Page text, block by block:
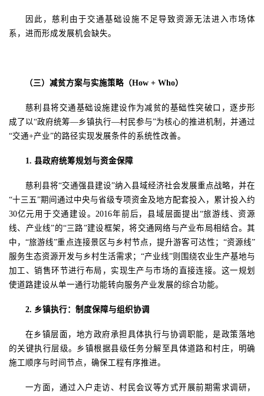
因此，慈利由于交通基础设施不足导致资源无法进入市场体
系，进而形成发展机会缺失。
（三） 减贫方案与实施策略（How + Who）
慈利县将交通基础设施建设作为减贫的基础性突破口，逐步形
成了以“政府统筹—乡镇执行—村民参与”为核心的推进机制，并通过
“交通+产业”的路径实现发展条件的系统性改善。
1.县政府统筹规划与资金保障
慈利县将“交通强县建设”纳入县域经济社会发展重点战略，并在
“十三五”期间通过中央与省级专项资金及地方配套投入，累计投入约
30亿元用于交通建设。2016年前后，县域层面提出 “旅游线、资源
线、产业线”的“三路”建设框架，将交通网络与产业布局相结合。其
中，“旅游线”重点连接景区与乡村节点，提升游客可达性； “资源线”
服务生态资源开发与乡村生活需求； “产业线”则围绕农业生产基地与
加工、销售环节进行布局，实现生产与市场的直接连接。这一规划
使道路建设从单一通行功能转向服务产业发展的综合功能。
2. 乡镇执行：制度保障与组织协调
在乡镇层面，地方政府承担具体执行与协调职能，是政策落地
的关键执行层级。乡镇根据县级任务分解至具体道路和村庄，明确
施工顺序与时间节点，确保工程有序推进。
一方面，通过入户走访、村民会议等方式开展前期需求调研，